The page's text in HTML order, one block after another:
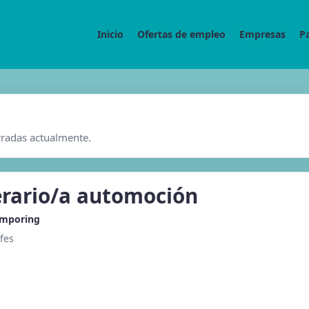
Inicio Ofertas de empleo Empresas
actualmente.
a automoción